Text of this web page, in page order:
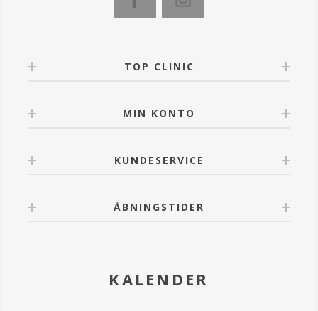
TOP CLINIC
MIN KONTO
KUNDESERVICE
ÅBNINGSTIDER
KALENDER